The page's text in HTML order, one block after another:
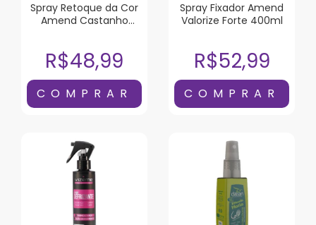
Spray Retoque da Cor
Amend Castanho
R$48,99
Spray Fixador Amend
Valorize Forte 400ml
R$52,99